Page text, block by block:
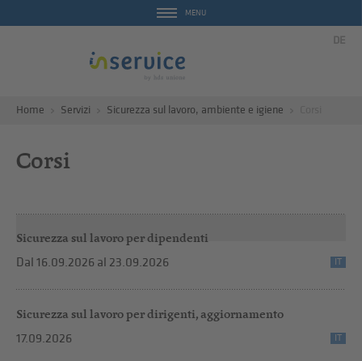
MENU
DE
Home Servizi Sicurezza sul lavoro, ambiente e igiene
Corsi
Sicurezza sul lavoro per dipendenti
Dal 16.09.2026 al 23.09.2026 IT
Sicurezza sul lavoro per dirigenti, aggiornamento
17.09.2026
IT